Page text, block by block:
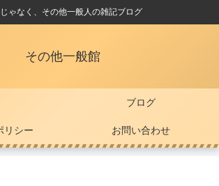
ゃなく、その他一般人の雑記ブログ
その他一般館
ブログ
リシー お問い合わせ